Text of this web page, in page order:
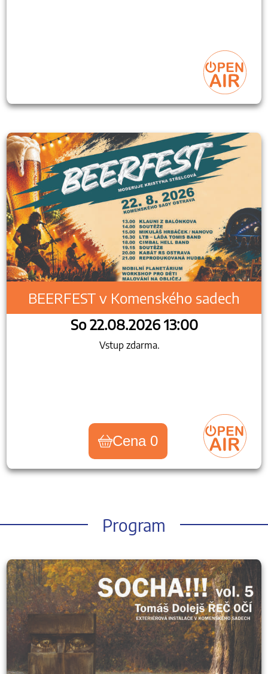
BEERFEST v Komenského sadech
So 22.08.2026 13:00
Vstup zdarma.
Cena 0
Program